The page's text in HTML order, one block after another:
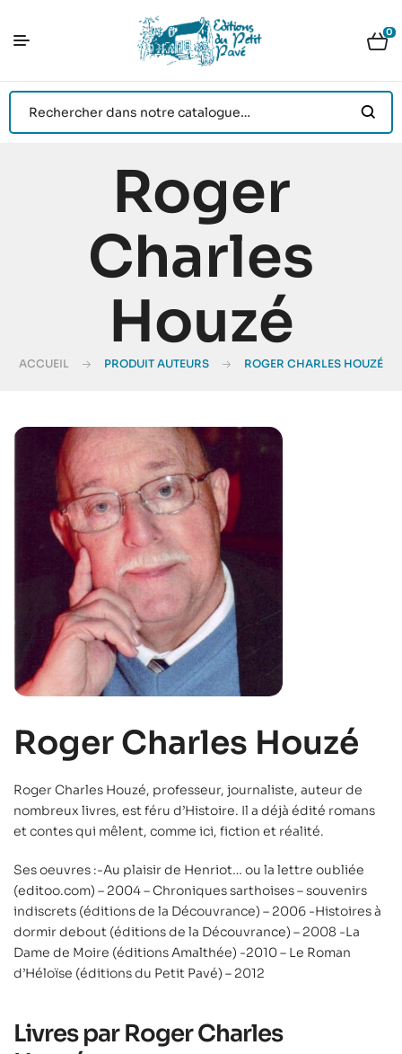
0
Roger
Charles
Houzé
ACCUEIL PRODUIT AUTEURS ROGER CHARLES HOUZÉ
Roger Charles Houzé
Roger Charles Houzé, professeur, journaliste, auteur de
nombreux livres, est féru d’Histoire. Il a déjà édité romans
et contes qui mêlent, comme ici, fiction et réalité.
Ses oeuvres :-Au plaisir de Henriot… ou la lettre oubliée
(editoo.com) – 2004 – Chroniques sarthoises – souvenirs
indiscrets (éditions de la Découvrance) – 2006 -Histoires à
dormir debout (éditions de la Découvrance) – 2008 -La
Dame de Moire (éditions Amalthée) -2010 – Le Roman
d’Héloïse (éditions du Petit Pavé) – 2012
Livres par Roger Charles